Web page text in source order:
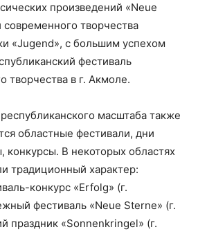
произведений «Neue
современного творчества
«Jugend», с большим успехом
фестиваль
творчества в г. Акмоле.
масштаба также
областные фестивали, дни
конкурсы. В некоторых областях
традиционный характер:
конкурс «Erfolg» (г.
фестиваль «Neue Sterne» (г.
праздник «Sonnenkringel» (г.